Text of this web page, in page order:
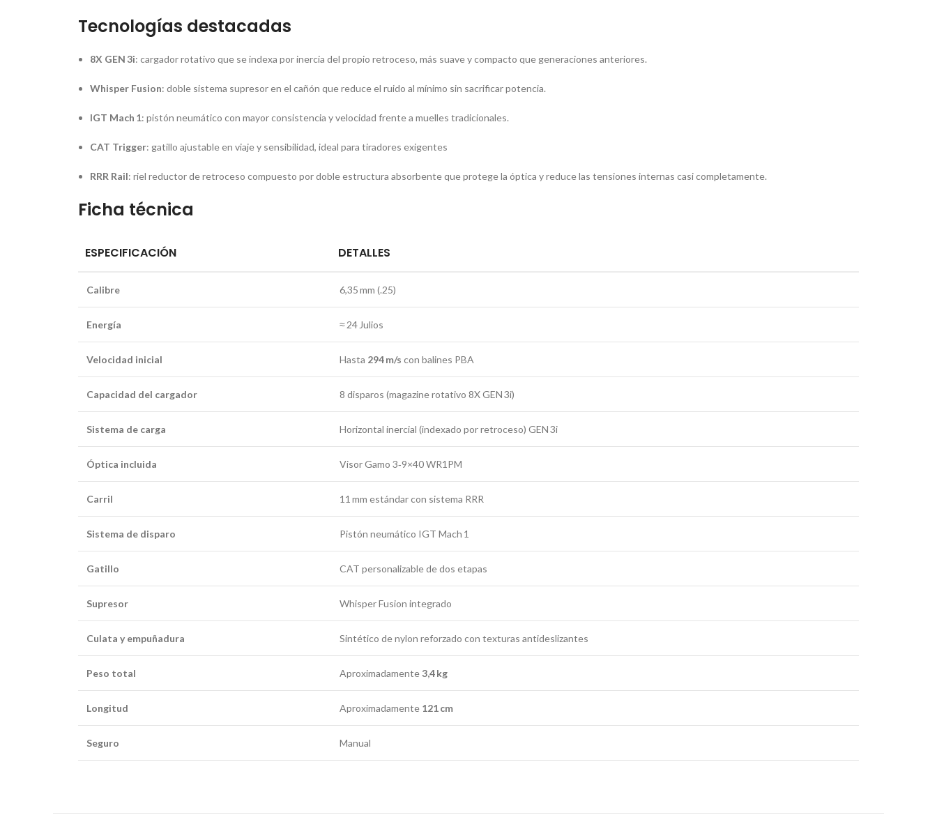
Tecnologías destacadas
8X GEN 3i: cargador rotativo que se indexa por inercia del propio retroceso, más suave y compacto que generaciones anteriores.
Whisper Fusion: doble sistema supresor en el cañón que reduce el ruido al mínimo sin sacrificar potencia.
IGT Mach 1: pistón neumático con mayor consistencia y velocidad frente a muelles tradicionales.
CAT Trigger: gatillo ajustable en viaje y sensibilidad, ideal para tiradores exigentes
RRR Rail: riel reductor de retroceso compuesto por doble estructura absorbente que protege la óptica y reduce las tensiones internas casi completamente.
Ficha técnica
ESPECIFICACIÓN DETALLES
Calibre 6,35 mm (.25)
Energía ≈ 24 Julios
Velocidad inicial Hasta 294 m/s con balines PBA
Capacidad del cargador 8 disparos (magazine rotativo 8X GEN 3i)
Sistema de carga Horizontal inercial (indexado por retroceso) GEN 3i
Óptica incluida Visor Gamo 3‑9×40 WR1PM
Carril 11 mm estándar con sistema RRR
Sistema de disparo Pistón neumático IGT Mach 1
Gatillo CAT personalizable de dos etapas
Supresor Whisper Fusion integrado
Culata y empuñadura Sintético de nylon reforzado con texturas antideslizantes
Peso total Aproximadamente3,4 kg
Longitud Aproximadamente 121 cm
Seguro Manual